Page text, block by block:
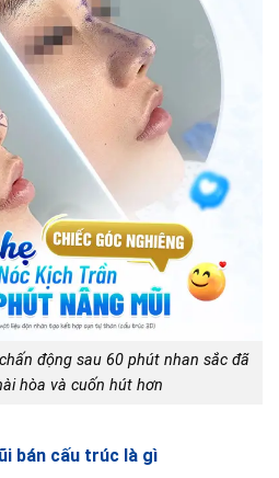
động sau 60 phút nhan sắc đã
hòa và cuốn hút hơn
bán cấu trúc là gì